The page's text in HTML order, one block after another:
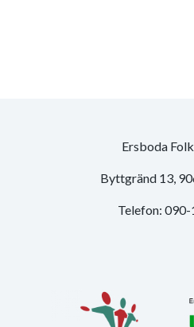
Ersboda
Byttgränd 13,
Telefon: